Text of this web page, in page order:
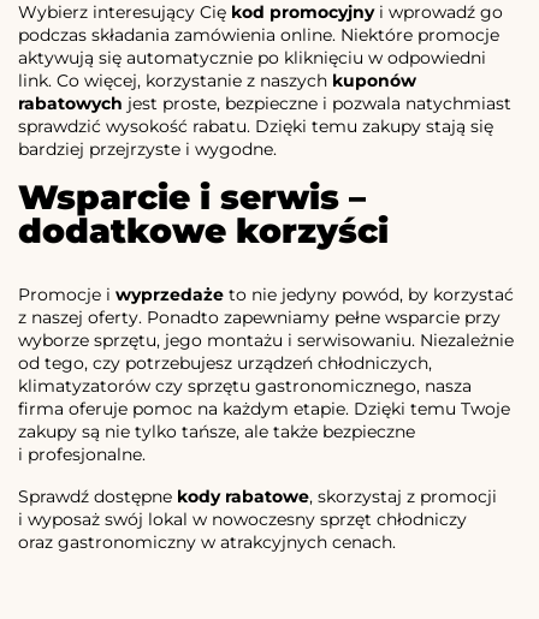
Wybierz interesujący Cię kod promocyjnyi wprowadź go
podczas składania zamówienia online. Niektóre promocje
aktywują się automatycznie po kliknięciu w odpowiedni
link. Co więcej, korzystanie z naszych kuponów
rabatowych jest proste, bezpieczne i pozwala natychmiast
sprawdzić wysokość rabatu. Dzięki temu zakupy stają się
bardziej przejrzyste i wygodne.
Wsparcie i serwis –
dodatkowe korzyści
Promocje i wyprzedaże to nie jedyny powód, by korzystać
z naszej oferty. Ponadto zapewniamy pełne wsparcie przy
wyborze sprzętu, jego montażu i serwisowaniu. Niezależnie
od tego, czy potrzebujesz urządzeń chłodniczych,
klimatyzatorów czy sprzętu gastronomicznego, nasza
firma oferuje pomoc na każdym etapie. Dzięki temu Twoje
zakupy są nie tylko tańsze, ale także bezpieczne
i profesjonalne.
Sprawdź dostępne kody rabatowe, skorzystaj z promocji
i wyposaż swój lokal w nowoczesny sprzęt chłodniczy
oraz gastronomiczny w atrakcyjnych cenach.